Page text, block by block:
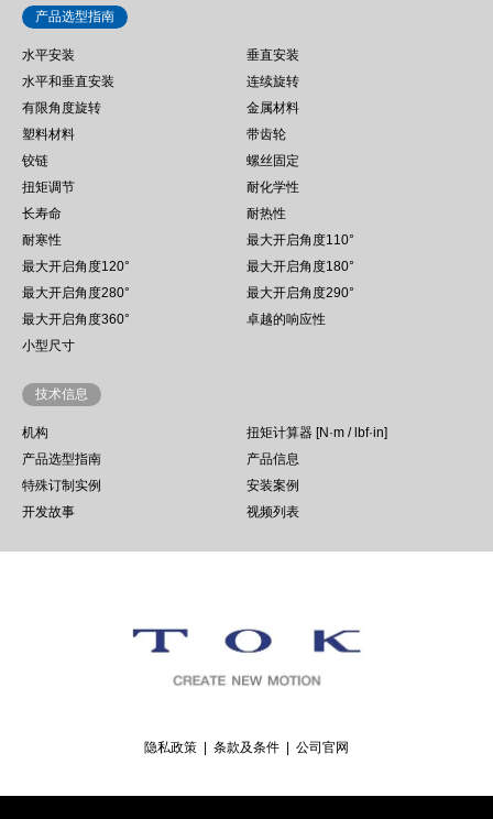
产品选型指南
水平安装
垂直安装
水平和垂直安装
连续旋转
有限角度旋转
金属材料
塑料材料
带齿轮
铰链
螺丝固定
扭矩调节
耐化学性
长寿命
耐热性
耐寒性
最大开启角度110°
最大开启角度120°
最大开启角度180°
最大开启角度280°
最大开启角度290°
最大开启角度360°
卓越的响应性
小型尺寸
技术信息
机构
扭矩计算器 [N·m / lbf·in]
产品选型指南
产品信息
特殊订制实例
安装案例
开发故事
视频列表
隐私政策 条款及条件 公司官网